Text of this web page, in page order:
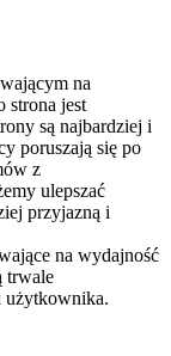
na
strona jest
są najbardziej i
poruszają się po
z
ulepszać
przyjazną i
na wydajność
trwale
użytkownika.